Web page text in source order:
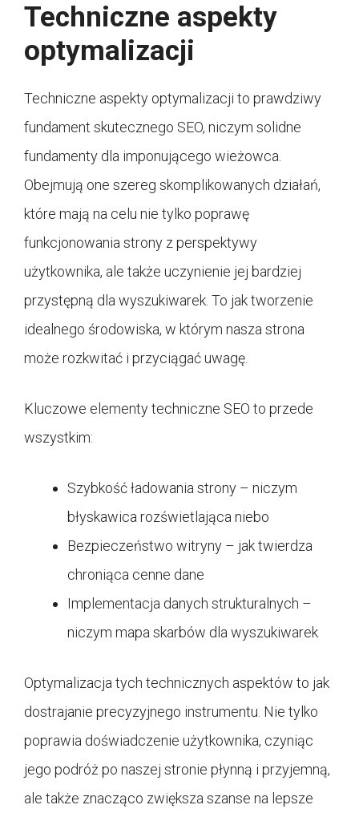
Techniczne aspekty
optymalizacji
Techniczne aspekty optymalizacji to prawdziwy
fundament skutecznego SEO, niczym solidne
fundamenty dla imponującego wieżowca.
Obejmują one szereg skomplikowanych działań,
które mają na celu nie tylko poprawę
funkcjonowania strony z perspektywy
użytkownika, ale także uczynienie jej bardziej
przystępną dla wyszukiwarek. To jak tworzenie
idealnego środowiska, w którym nasza strona
może rozkwitać i przyciągać uwagę.
Kluczowe elementy techniczne SEO to przede
wszystkim:
Szybkość ładowania strony – niczym
błyskawica rozświetlająca niebo
Bezpieczeństwo witryny – jak twierdza
chroniąca cenne dane
Implementacja danych strukturalnych –
niczym mapa skarbów dla wyszukiwarek
Optymalizacja tych technicznych aspektów to jak
dostrajanie precyzyjnego instrumentu. Nie tylko
poprawia doświadczenie użytkownika, czyniąc
jego podróż po naszej stronie płynną i przyjemną,
ale także znacząco zwiększa szanse na lepsze